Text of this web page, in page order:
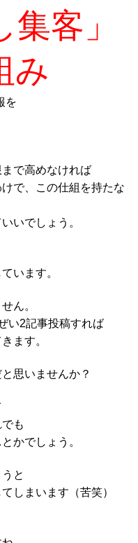
客」
み
を
で高めなければ
で、この仕組を持たな
いでしょう。
います。
ん。
い2記事投稿すれば
ます。
思いませんか？
も
かでしょう。
と
しまいます（苦笑）